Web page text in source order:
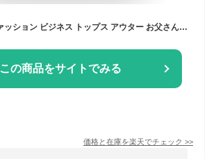
この商品をサイトでみる
価格と在庫を楽天でチェック >>